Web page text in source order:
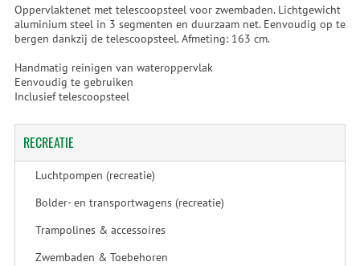
Oppervlaktenet met telescoopsteel voor zwembaden. Lichtgewicht
aluminium steel in 3 segmenten en duurzaam net. Eenvoudig op te
bergen dankzij de telescoopsteel. Afmeting: 163 cm.
Handmatig reinigen van wateroppervlak
Eenvoudig te gebruiken
Inclusief telescoopsteel
RECREATIE
Luchtpompen (recreatie)
Bolder- en transportwagens (recreatie)
Trampolines & accessoires
Zwembaden & Toebehoren